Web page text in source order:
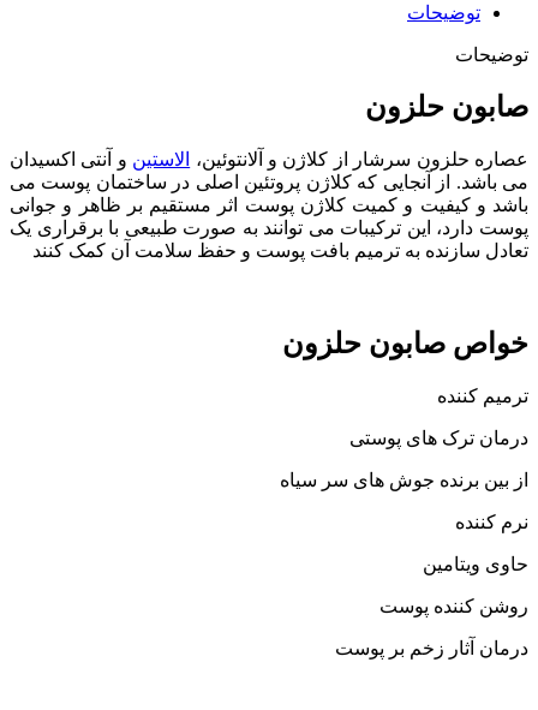
توضیحات
توضیحات
صابون حلزون
عصاره حلزون سرشار از کلاژن و آلانتوئین، الاستین و آنتی اکسیدان
می باشد. از آنجایی که کلاژن پروتئین اصلی در ساختمان پوست می
باشد و کیفیت و کمیت کلاژن پوست اثر مستقیم بر ظاهر و جوانی
پوست دارد، این ترکیبات می توانند به صورت طبیعی با برقراری یک
تعادل سازنده به ترمیم بافت پوست و حفظ سلامت آن کمک کنند
خواص صابون حلزون
ترمیم کننده
درمان ترک های پوستی
از بین برنده جوش های سر سیاه
نرم کننده
حاوی ویتامین
روشن کننده پوست
درمان آثار زخم بر پوست